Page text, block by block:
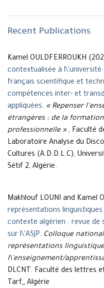
Recent Publications
Kamel OULDFERROUKH
contextualisée à
français scientifique et
compétences inter- et
appliquées. « Repenser
étrangères : de la
professionnelle » , Faculté
Laboratoire Analyse du
Cultures (A.D.D.L.C),
Sétif 2, Algérie.
Makhlouf LOUNI and Kamel
représentations
contexte algérien : revue de
sur l\'ASJP. Colloque
représentations
l\'enseignement/
DLCNT. Faculté des lettres
Tarf_ Algérie